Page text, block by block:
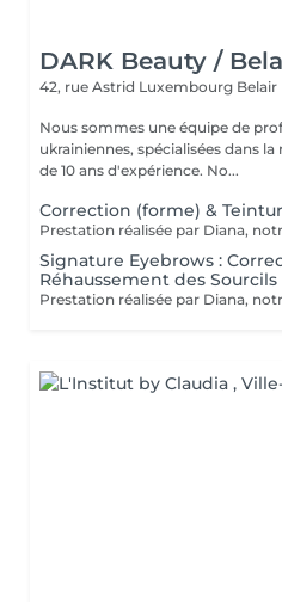
DARK Beauty /
42, rue Astrid Luxembourg Belair
Nous sommes une équipe de
ukrainiennes, spécialisées dans
de 10 ans d'expérience. No...
Correction (forme) &
Signature Eyebrows :
Réhaussement des Sourcils